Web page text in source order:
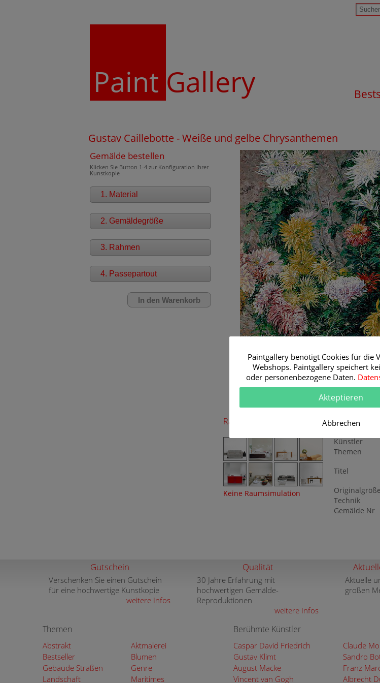
Paint Gallery
Gustav Caillebotte - Weiße und gelbe Chrysanthemen
Gemälde bestellen
Klicken Sie Button 1-4 zur Konfiguration Ihrer
Kunstkopie
1. Material
2. Gemäldegröße
3. Rahmen
4. Passepartout
60 cm
Raum-Simulation
Keine Raumsimulation
Künstler
Themen
Titel
Originalgröße
Technik
Gemälde Nr
Gutschein
Verschenken Sie einen Gutschein
für eine hochwertige Kunstkopie
weitere Infos
Qualität
30 Jahre Erfahrung mit
hochwertigen Gemälde-
Reproduktionen
weitere Infos
Aktuelle
großen
Themen
Abstrakt
Aktmalerei
Bestseller
Blumen
Gebäude Straßen
Genre
Landschaft
Maritimes
Berühmte Künstler
Caspar David Friedrich
Claude
Gustav Klimt
Sandro
August Macke
Franz
Vincent van Gogh
Albrecht
Paintgallery benötigt Cookies für die
Webshops. Paintgallery speichert
oder personenbezogene Daten.
Akteptieren
Abbrechen